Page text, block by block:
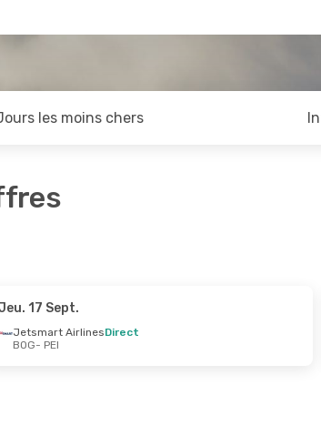
les moins chers
17 Sept.
Jetsmart AirlinesDirect
BOG- PEI